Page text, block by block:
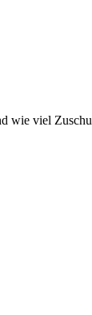
wie viel